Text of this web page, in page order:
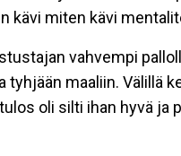
kävi miten kävi
vahvempi
maaliin. Välillä
oli silti ihan hyvä ja